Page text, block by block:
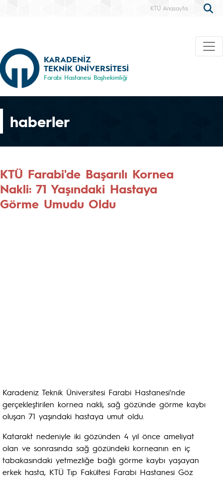
KTÜ Anasayfa
KARADENİZ
TEKNİK ÜNİVERSİTESİ
Farabi Hastanesi Başhekimliği
haberler
KTÜ Farabi'de Başarılı Kornea
Nakli: 71 Yaşındaki Hastaya
Görme Umudu Oldu
Karadeniz Teknik Üniversitesi Farabi Hastanesi'nde
gerçekleştirilen kornea nakli, sağ gözünde görme kaybı
oluşan 71 yaşındaki hastaya umut oldu.
Katarakt nedeniyle iki gözünden 4 yıl önce ameliyat
olan ve sonrasında sağ gözündeki korneanın en iç
tabakasındaki yetmezliğe bağlı görme kaybı yaşayan
erkek hasta, KTÜ Tıp Fakültesi Farabi Hastanesi Göz